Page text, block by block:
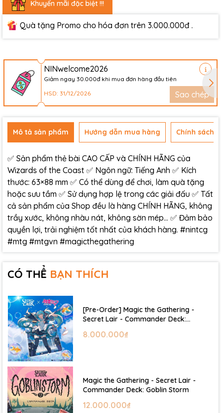
Khuyến mãi đặc biệt !!!
Quà tặng Promo cho hóa đơn trên 3.000.000đ .
NINwelcome2026
Giảm ngay 30.000đ khi mua đơn hàng đầu tiên
HSD: 31/12/2026
Sao chép
Mô tả sản phẩm Hướng dẫn mua hàng Chính sách
✅ Sản phẩm thẻ bài CAO CẤP và CHÍNH HÃNG của
Wizards of the Coast ✅ Ngôn ngữ: Tiếng Anh ✅ Kích
thước: 63×88 mm ✅ Có thể dùng để chơi, làm quà tặng
hoặc sưu tầm ✅ Sử dụng hợp lệ trong các giải đấu ✅ Tất
cả sản phẩm của Shop đều là hàng CHÍNH HÃNG, không
trầy xước, không nhàu nát, không sờn mép… ✅ Đảm bảo
quyền lợi, trải nghiệm tốt nhất của khách hàng. #nintcg
#mtg #mtgvn #magicthegathering
CÓ THỂ BẠN THÍCH
[Pre-Order] Magic the Gathering -
Secret Lair - Commander Deck:
8.000.000₫
Magic the Gathering - Secret Lair -
Commander Deck: Goblin Storm
12.000.000₫